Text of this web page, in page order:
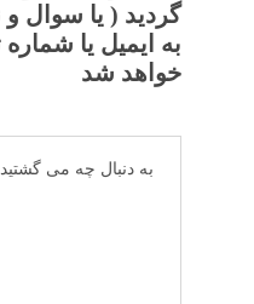
گردید ( یا سوال
به ایمیل یا
خواهد شد